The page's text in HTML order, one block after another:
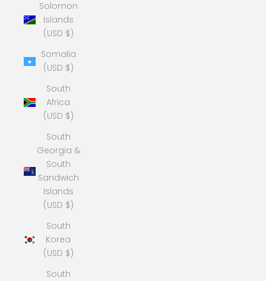
Solomon
Islands
(USD $)
Somalia
(USD $)
South
Africa
(USD $)
South
Georgia &
South
Sandwich
Islands
(USD $)
South
Korea
(USD $)
South